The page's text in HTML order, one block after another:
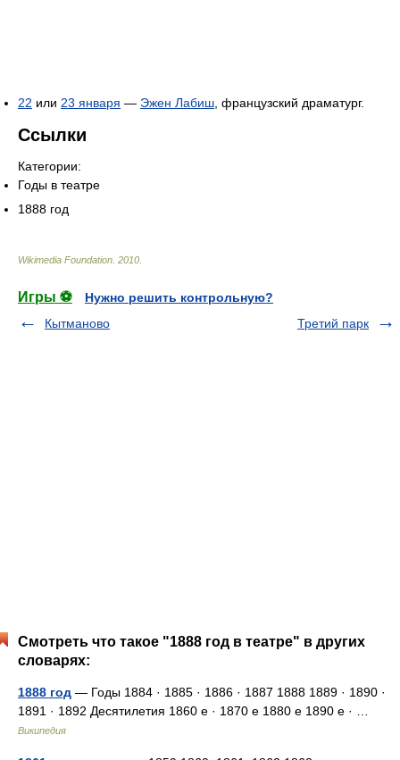
22 или 23 января — Эжен Лабиш , французский драматург.
Ссылки
Категории:
Годы в театре
1888 год
Wikimedia Foundation 2010
Игры ⚽
Нужно решить контрольную?
Кытманово
Третий парк
Смотреть что такое "1888 год в театре" в других
словарях:
1888 год — Годы 1884 · 1885 · 1886 · 1887 1888 1889 · 1890 ·
1891 · 1892 Десятилетия 1860 е · 1870 е 1880 е 1890 е · …
Википедия